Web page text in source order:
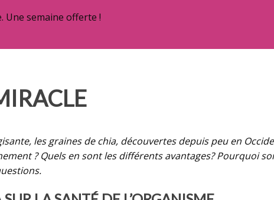
Une semaine offerte !
les graines de chia, découvertes depuis peu en
? Quels en sont les différents avantages? Pourquoi